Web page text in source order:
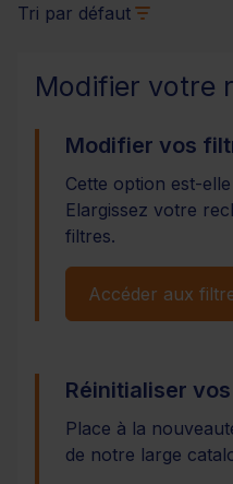
Tri par défaut
Modifier votre
Modifier vos
Cette option est-
Elargissez votre
filtres.
Accéder aux
Réinitialiser
Place à la
de notre large